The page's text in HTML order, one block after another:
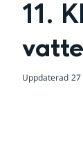
11.
Uppdaterad 27